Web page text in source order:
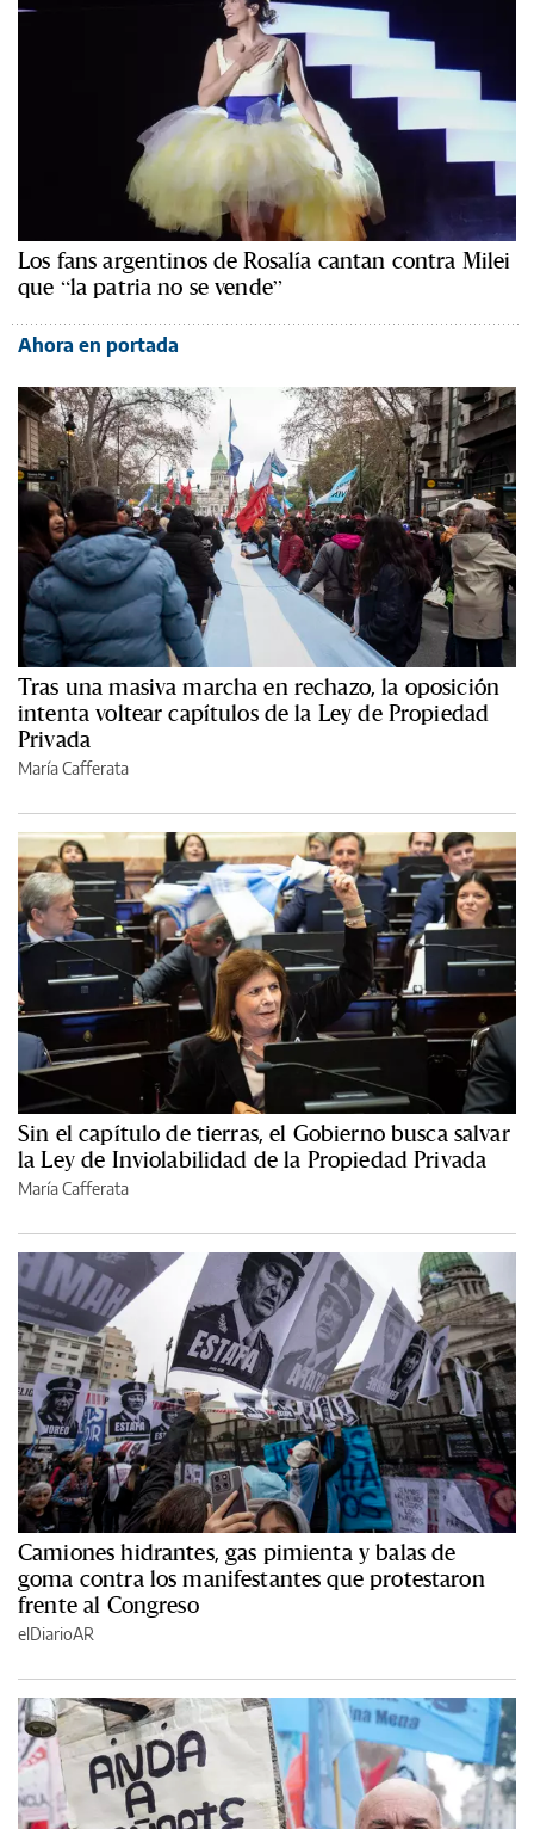
Los fans argentinos de Rosalía cantan contra Milei
que “la patria no se vende”
Ahora en portada
Tras una masiva marcha en rechazo, la oposición
intenta voltear capítulos de la Ley de Propiedad
Privada
María Cafferata
Sin el capítulo de tierras, el Gobierno busca salvar
la Ley de Inviolabilidad de la Propiedad Privada
María Cafferata
Camiones hidrantes, gas pimienta y balas de
goma contra los manifestantes que protestaron
frente al Congreso
elDiarioAR